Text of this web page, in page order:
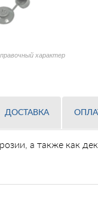
характер
ДОСТАВКА
а также как